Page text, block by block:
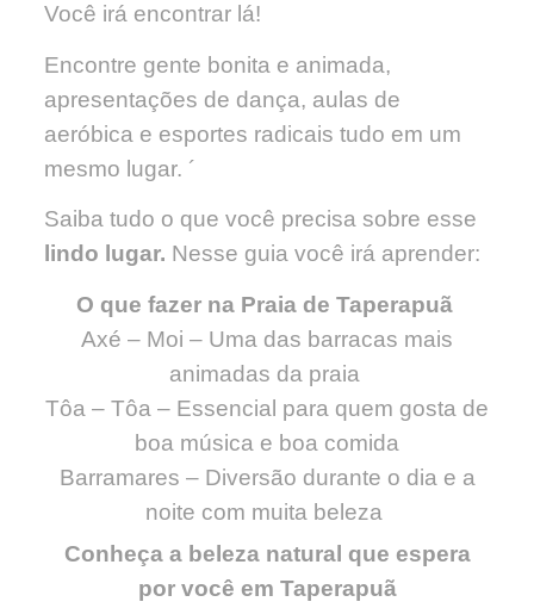
Você irá encontrar lá!
Encontre gente bonita e animada,
apresentações de dança, aulas de
aeróbica e esportes radicais tudo em um
mesmo lugar. ´
Saiba tudo o que você precisa sobre esse
lindo lugar. Nesse guia você irá aprender:
O que fazer na Praia de Taperapuã
Axé – Moi – Uma das barracas mais
animadas da praia
Tôa – Tôa – Essencial para quem gosta de
boa música e boa comida
Barramares – Diversão durante o dia e a
noite com muita beleza
Conheça a beleza natural que espera
por você em Taperapuã